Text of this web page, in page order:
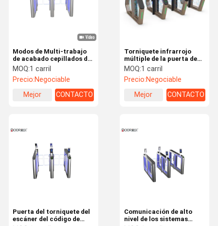
Torniquete infrarrojo
múltiple de la puerta de
velocidad del sensor con
experiencia segura del
paso de la detección
MOQ:1 carril
Precio:Negociable
Mejor
CONTACTO
Modos de Multi-trabajo
de acabado cepillados de
la prueba del moho del
torniquete de la puerta de
velocidad
MOQ:1 carril
Precio:Negociable
Mejor
CONTACTO
Comunicación de alto
nivel de los sistemas
Puerta del torniquete del
escáner del código de